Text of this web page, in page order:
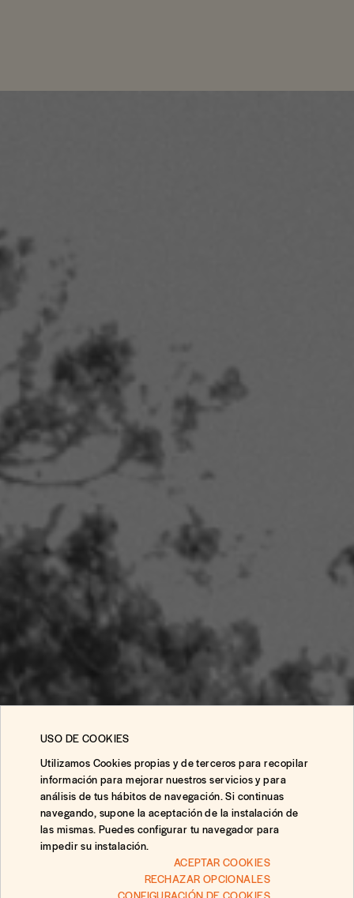
USO DE COOKIES
Utilizamos Cookies propias y de terceros para recopilar
información para mejorar nuestros servicios y para
análisis de tus hábitos de navegación. Si continuas
navegando, supone la aceptación de la instalación de
las mismas. Puedes configurar tu navegador para
impedir su instalación.
ACEPTAR COOKIES
RECHAZAR OPCIONALES